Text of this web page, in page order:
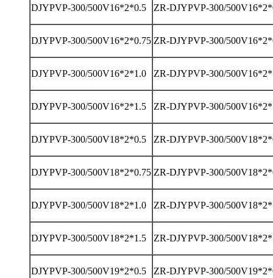
DJYPVP-300/500V16*2*0.5 ZR-DJYPVP-300/
DJYPVP-300/500V16*2*0.75 ZR-DJYPVP-300/
DJYPVP-300/500V16*2*1.0 ZR-DJYPVP-300/
DJYPVP-300/500V16*2*1.5 ZR-DJYPVP-300/
DJYPVP-300/500V18*2*0.5 ZR-DJYPVP-300/
DJYPVP-300/500V18*2*0.75 ZR-DJYPVP-300/
DJYPVP-300/500V18*2*1.0 ZR-DJYPVP-300/
DJYPVP-300/500V18*2*1.5 ZR-DJYPVP-300/
DJYPVP-300/500V19*2*0.5 ZR-DJYPVP-300/